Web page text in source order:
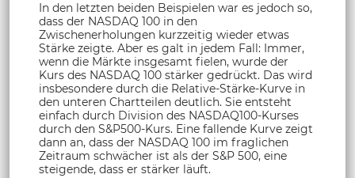
In den letzten beiden Beispielen war es jedoch so,
dass der NASDAQ 100 in den
Zwischenerholungen kurzzeitig wieder etwas
Stärke zeigte. Aber es galt in jedem Fall: Immer,
wenn die Märkte insgesamt fielen, wurde der
Kurs des NASDAQ 100 stärker gedrückt. Das wird
insbesondere durch die Relative-Stärke-Kurve in
den unteren Chartteilen deutlich. Sie entsteht
einfach durch Division des NASDAQ100-Kurses
durch den S&P500-Kurs. Eine fallende Kurve zeigt
dann an, dass der NASDAQ 100 im fraglichen
Zeitraum schwächer ist als der S&P 500, eine
steigende, dass er stärker läuft.